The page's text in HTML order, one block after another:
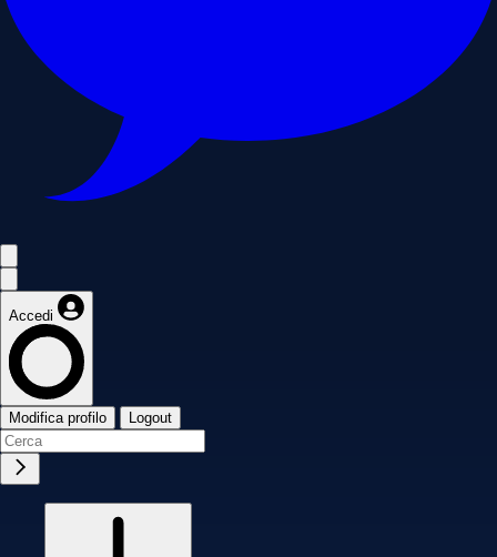
Accedi
Modifica profilo Logout